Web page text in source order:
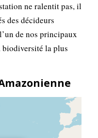
ne ralentit pas, il
des décideurs
de nos principaux
biodiversité la plus